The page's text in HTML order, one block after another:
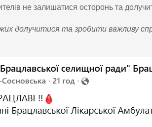
не залишатися осторонь та
долучитися та зробити важливу